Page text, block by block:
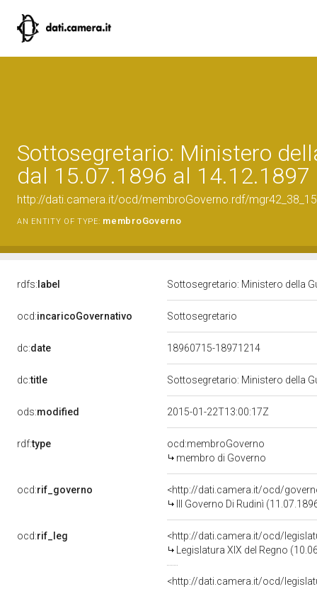
Sottosegretario: Ministero
dal 15.07.1896 al 14.12.1897
http://dati.camera.it/ocd/membroGoverno.rdf/
AN ENTITY OF TYPE: membroGoverno
rdfs: label Sottosegretario: Ministero della
ocd:incaricoGovernativo Sottosegretario
dc:date 18960715-18971214
dc:title Sottosegretario: Ministero della
ods:modified 2015-01-22T13:00:17Z
rdf:type
ocd:membroGoverno
membro di Governo
ocd:rif_governo
<http://dati.camera.it/ocd/
III Governo Di Rudinì
ocd:rif_leg
<http://dati.camera.it/ocd/
Legislatura XIX del Regno
<http://dati.camera.it/ocd/